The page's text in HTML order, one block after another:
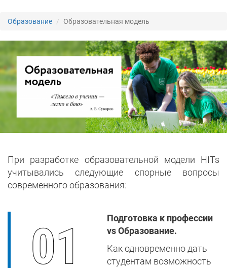
Образование Образовательная модель
При разработке образовательной модели HITs
учитывались следующие спорные вопросы
современного образования:
Подготовка к профессии
vs Образование.
Как одновременно дать
студентам возможность